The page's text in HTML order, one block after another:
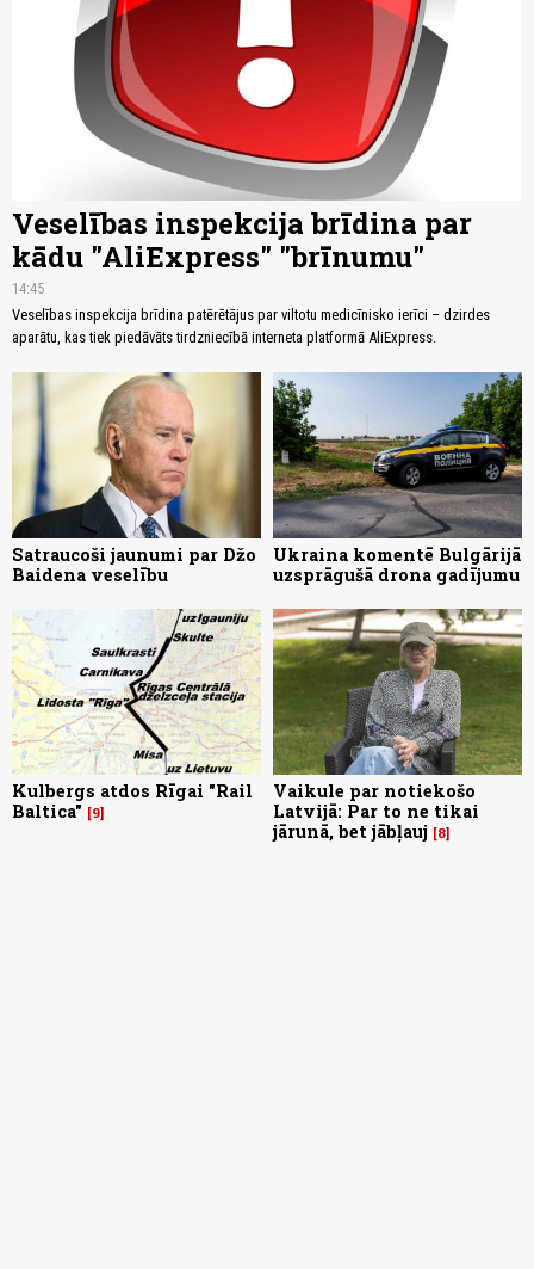
Veselības inspekcija brīdina par
kādu "AliExpress" "brīnumu"
14:45
Veselības inspekcija brīdina patērētājus par viltotu medicīnisko ierīci – dzirdes
aparātu, kas tiek piedāvāts tirdzniecībā interneta platformā AliExpress.
Satraucoši jaunumi par Džo
Baidena veselību
Ukraina komentē Bulgārijā
uzsprāgušā drona gadījumu
Kulbergs atdos Rīgai "Rail
Baltica"
9
Vaikule par notiekošo
Latvijā: Par to ne tikai
jārunā, bet jābļauj
8